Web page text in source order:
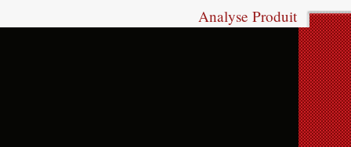
Analyse Produit